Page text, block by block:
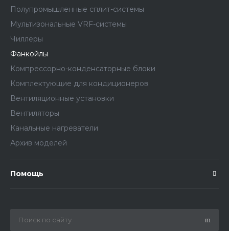
Полупромышленные сплит-системы
Мультизональные VRF-системы
Чиллеры
Фанкойлы
Компрессорно-конденсаторные блоки
Комплектующие для кондиционеров
Вентиляционные установки
Вентиляторы
Канальные нагреватели
Архив моделей
Помощь